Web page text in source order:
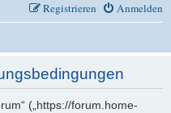
Anmelden
Registrieren
(„https://forum.home-